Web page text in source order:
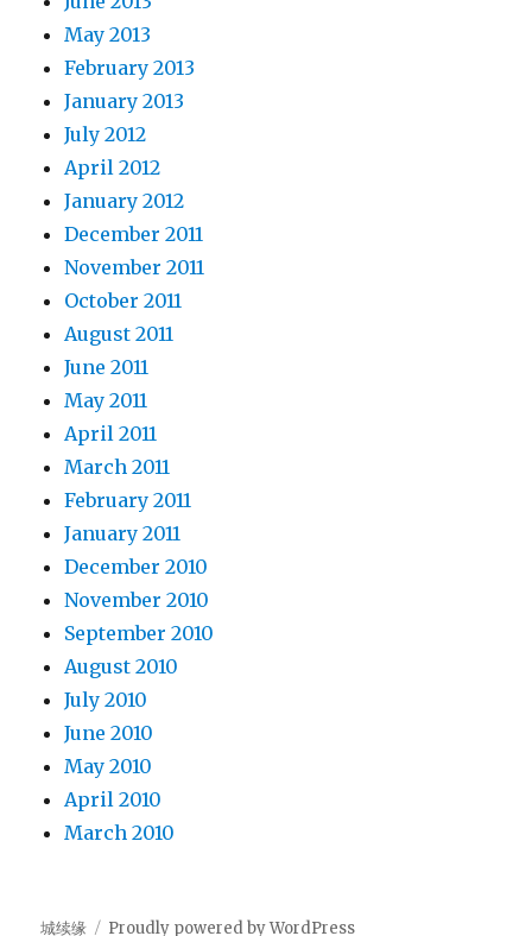
May 2013
February 2013
January 2013
July 2012
April 2012
January 2012
December 2011
November 2011
October 2011
August 2011
June 2011
May 2011
April 2011
March 2011
February 2011
January 2011
December 2010
November 2010
September 2010
August 2010
July 2010
June 2010
May 2010
April 2010
March 2010
城续缘 Proudly powered by WordPress